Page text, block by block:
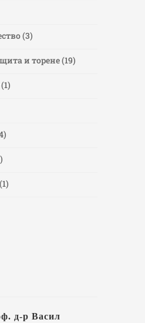
(3)
и торене(19)
д-р Васил